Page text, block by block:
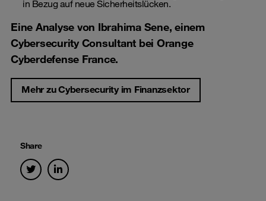
in Bezug auf neue Sicherheitslücken.
Eine Analyse von Ibrahima Sene, einem
Cybersecurity Consultant bei Orange
Cyberdefense France.
Mehr zu Cybersecurity im Finanzsektor
Share